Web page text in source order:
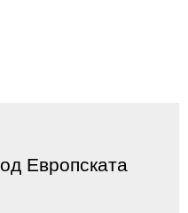
Европската